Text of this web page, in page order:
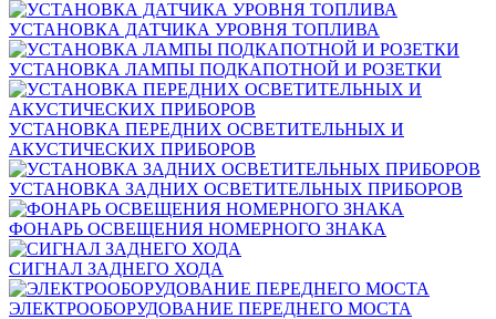
УСТАНОВКА ДАТЧИКА УРОВНЯ ТОПЛИВА
УСТАНОВКА ЛАМПЫ ПОДКАПОТНОЙ И РОЗЕТКИ
УСТАНОВКА ПЕРЕДНИХ ОСВЕТИТЕЛЬНЫХ И
АКУСТИЧЕСКИХ ПРИБОРОВ
УСТАНОВКА ЗАДНИХ ОСВЕТИТЕЛЬНЫХ ПРИБОРОВ
ФОНАРЬ ОСВЕЩЕНИЯ НОМЕРНОГО ЗНАКА
СИГНАЛ ЗАДНЕГО ХОДА
ЭЛЕКТРООБОРУДОВАНИЕ ПЕРЕДНЕГО МОСТА